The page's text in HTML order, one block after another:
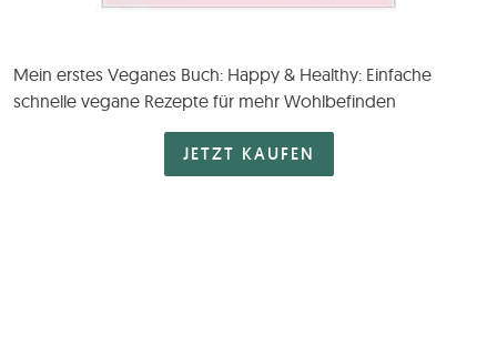
Mein erstes Veganes Buch: Happy & Healthy: Einfache
schnelle vegane Rezepte für mehr Wohlbefinden
JETZT KAUFEN